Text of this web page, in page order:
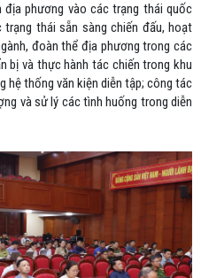
địa phương vào các trạng thái quốc
trạng thái sẵn sàng chiến đấu, hoạt
đoàn thể địa phương trong các
bị và thực hành tác chiến trong khu
hệ thống văn kiện diễn tập; công tác
và sử lý các tình huống trong diễn